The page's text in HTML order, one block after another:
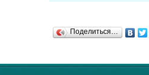
Поделиться…